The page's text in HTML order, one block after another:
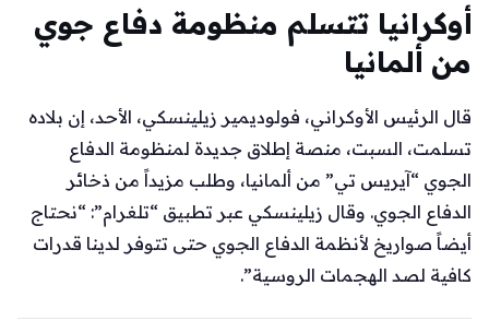
أوكرانيا تتسلم منظومة دفاع جوي
من ألمانيا
قال الرئيس الأوكراني، فولوديمير زيلينسكي، الأحد، إن بلاده
تسلمت، السبت، منصة إطلاق جديدة لمنظومة الدفاع
الجوي “آيريس تي” من ألمانيا، وطلب مزيداً من ذخائر
الدفاع الجوي. وقال زيلينسكي عبر تطبيق “تلغرام”: “نحتاج
أيضاً صواريخ لأنظمة الدفاع الجوي حتى تتوفر لدينا قدرات
كافية لصد الهجمات الروسية”.